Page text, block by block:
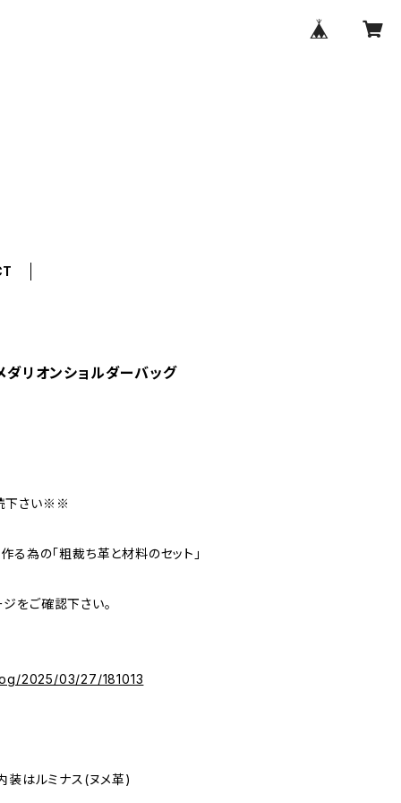
ダリオンショルダーバッグ
下さい※※
る為の「粗裁ち革と材料のセット」
をご確認下さい。
2025/03/27/181013
装はルミナス(ヌメ革)